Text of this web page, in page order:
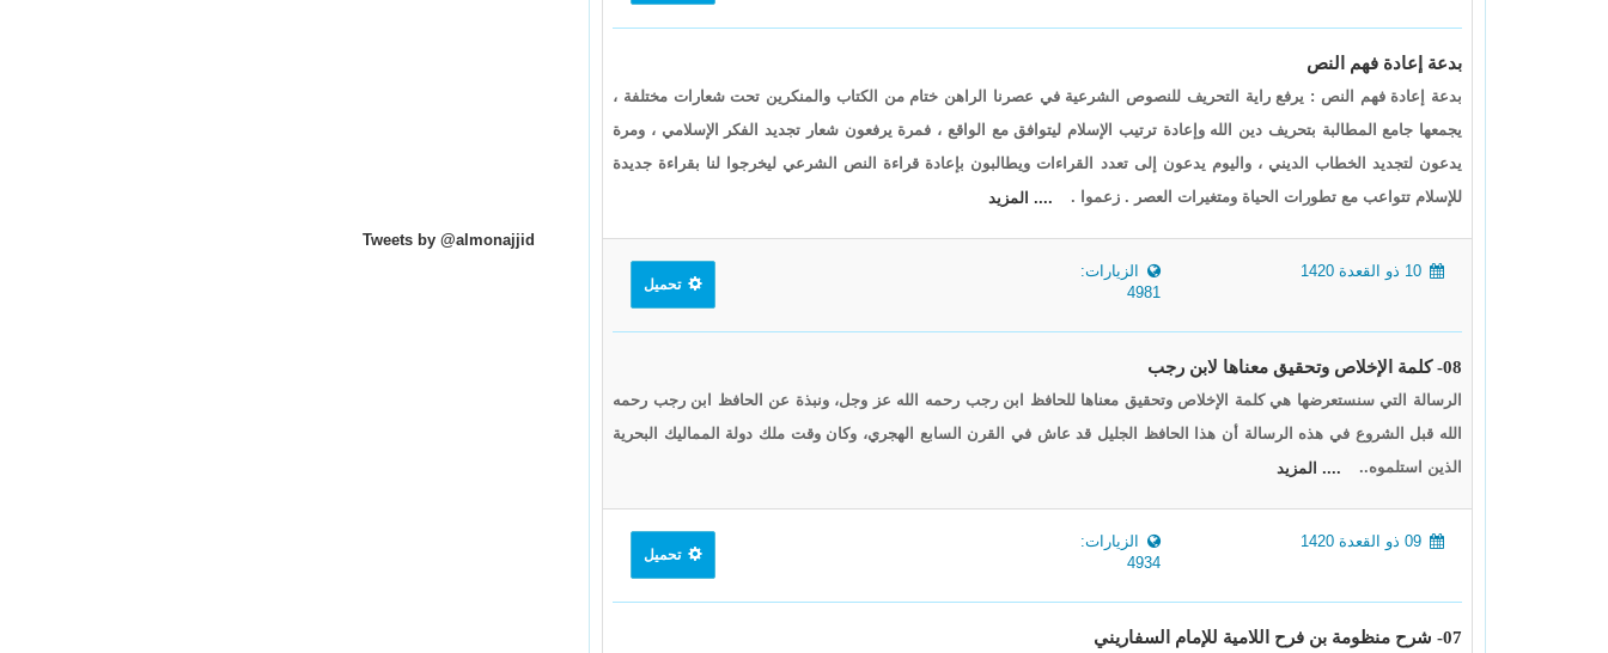
بدعة إعادة فهم النص
بدعة إعادة فهم النص : يرفع راية التحريف للنصوص الشرعية في عصرنا الراهن ختام من الكتاب والمنكرين تحت شعارات مختلفة ،
يجمعها جامع المطالبة بتحريف دين الله وإعادة ترتيب الإسلام ليتوافق مع الواقع ، فمرة يرفعون شعار تجديد الفكر الإسلامي ، ومرة
يدعون لتجديد الخطاب الديني ، واليوم يدعون إلى تعدد القراءات ويطالبون بإعادة قراءة النص الشرعي ليخرجوا لنا بقراءة جديدة
للإسلام تتواعب مع تطورات الحياة ومتغيرات العصر . زعموا .
.... المزيد
الزيارات:
4981
تحميل
08- كلمة الإخلاص وتحقيق معناها لابن رجب
الرسالة التي سنستعرضها هي كلمة الإخلاص وتحقيق معناها للحافظ ابن رجب رحمه الله عز وجل، ونبذة عن الحافظ ابن رجب رحمه
الله قبل الشروع في هذه الرسالة أن هذا الحافظ الجليل قد عاش في القرن السابع الهجري، وكان وقت ملك دولة المماليك البحرية
الذين استلموه..
.... المزيد
الزيارات:
4934
تحميل
07- شرح منظومة بن فرح اللامية للإمام السفاريني
Tweets by @almonajjid